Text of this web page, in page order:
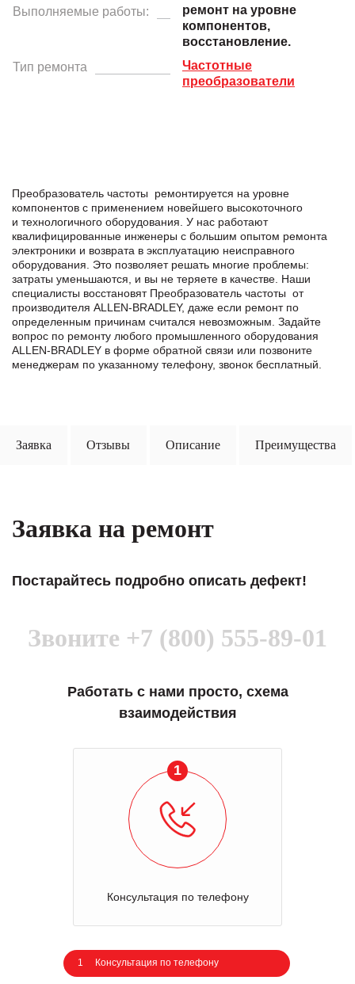
Выполняемые работы:
ремонт на уровне
компонентов,
восстановление.
Тип ремонта
Частотные
преобразователи
Преобразователь частоты ремонтируется на уровне
компонентов с применением новейшего высокоточного
и технологичного оборудования. У нас работают
квалифицированные инженеры с большим опытом ремонта
электроники и возврата в эксплуатацию неисправного
оборудования. Это позволяет решать многие проблемы:
затраты уменьшаются, и вы не теряете в качестве. Наши
специалисты восстановят Преобразователь частоты от
производителя ALLEN-BRADLEY, даже если ремонт по
определенным причинам считался невозможным. Задайте
вопрос по ремонту любого промышленного оборудования
ALLEN-BRADLEY в формe обратной связи или позвоните
менеджерам по указанному телефону, звонок бесплатный.
Заявка Отзывы Описание Преимущества
Заявка на ремонт
Постарайтесь подробно описать дефект!
Звоните +7 (800) 555-89-01
Работать с нами просто, схема
взаимодействия
1
Консультация по телефону
1 Консультация по телефону